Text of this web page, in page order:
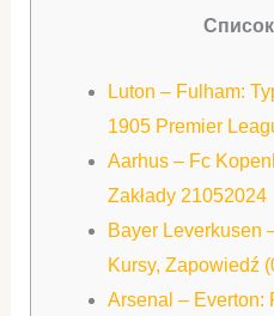
Список
Luton – Fulham:
1905 Premier
Aarhus – Fc
Zakłady 21052024
Bayer Leverkusen
Kursy, Zapowiedź
Arsenal – Everton: